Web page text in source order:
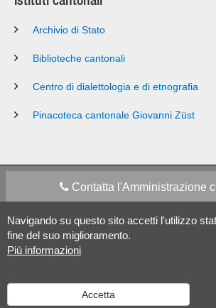
Navigando su questo sito accetti l'utilizzo
fine del suo miglioramento.
Più informazioni
Accetta
Archivio di Stato
Biblioteche cantonali
Centro di dialettologia e di etnografia
Pinacoteca cantonale Giovanni Züst
Contatta l'Amministrazione
Apps Mobile
Versione desktop